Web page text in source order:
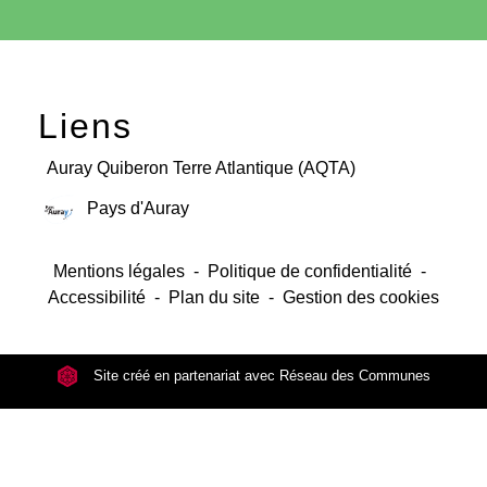
Liens
Auray Quiberon Terre Atlantique (AQTA)
Pays d'Auray
Mentions légales - Politique de confidentialité -
Accessibilité - Plan du site - Gestion des cookies
Site créé en partenariat avec Réseau des Communes